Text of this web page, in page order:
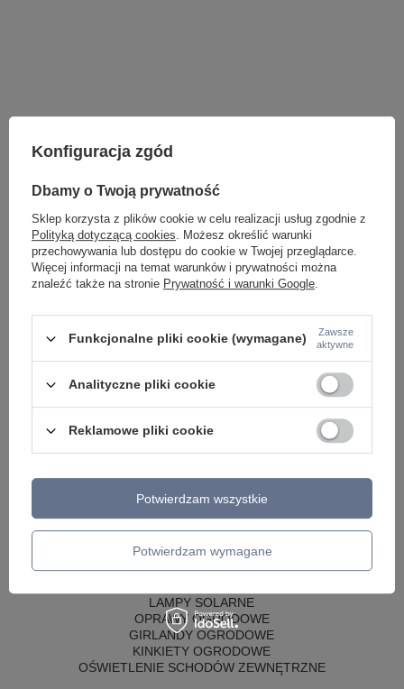
LAMPY WEWNĘTRZNE
KINKIETY NAD LUSTRO
ŻYRANDOLE
LAMPKI NOCNE
ŻYRANDOLE KRYSZTAŁOWE
LAMPY WISZĄCE CZARNE
LAMPY WISZĄCE - OKRĘGI
KINKIETY DO SYPIALNI
LAMPY SUFITOWE OKRĄGŁE
LAMPY OGRODOWE - WISZĄCE
LAMPY WISZĄCE - ZEWNĘTRZNE
LAMPY SOLARNE
OPRAWY OGRODOWE
GIRLANDY OGRODOWE
KINKIETY OGRODOWE
OŚWIETLENIE SCHODÓW ZEWNĘTRZNE
Konfiguracja zgód
Dbamy o Twoją prywatność
Sklep korzysta z plików cookie w celu realizacji usług zgodnie z
Polityką dotyczącą cookies. Możesz określić warunki
przechowywania lub dostępu do cookie w Twojej przeglądarce.
Więcej informacji na temat warunków i prywatności można
znaleźć także na stronie Prywatność i warunki Google.
Funkcjonalne pliki cookie (wymagane)
Zawsze
aktywne
Analityczne pliki cookie
Reklamowe pliki cookie
Potwierdzam wymagane
Potwierdzam wszystkie